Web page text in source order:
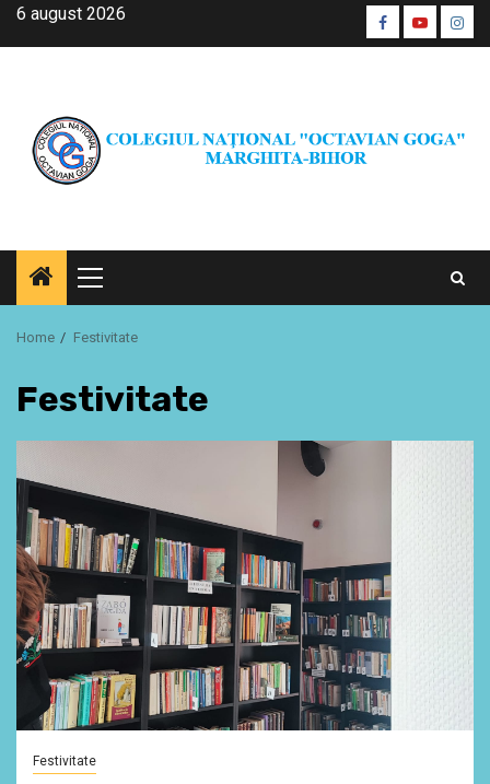
Skip6 august 2026 Facebook
Youtube
CŞE
Primary
Menu
Home Festivitate
Festivitate
Festivitate